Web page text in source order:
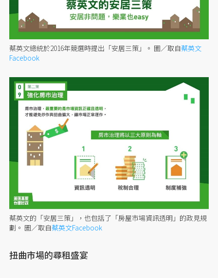
蔡英文總統於2016年競選時提出「安居三策」。 圖／取自蔡英文
Facebook
蔡英文的「安居三策」，也包括了「房屋市場資訊透明」的政見規
劃。 圖／取自蔡英文Facebook
扭曲市場的尋租盛宴